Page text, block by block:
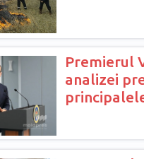
Premierul
analizei